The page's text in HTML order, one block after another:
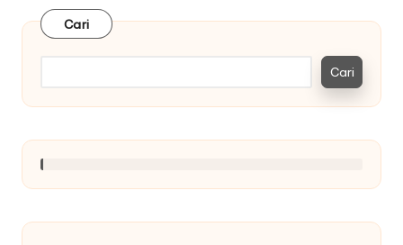
Cari
Cari